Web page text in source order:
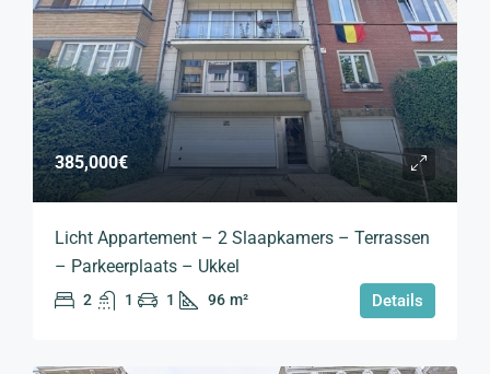
385,000€
Licht Appartement – 2 Slaapkamers – Terrassen
– Parkeerplaats – Ukkel
2 1 1 96 m² Details